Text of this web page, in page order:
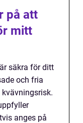
på att
mitt
säkra för ditt
och fria
anges på